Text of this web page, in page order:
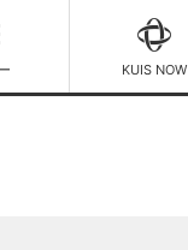
KUIS NOW